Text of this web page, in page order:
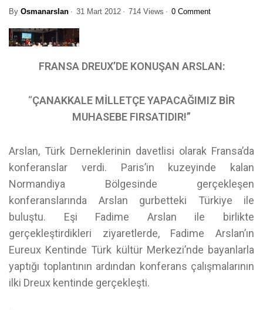
By Osmanarslan 31 Mart 2012 714 Views 0 Comment
FRANSA DREUX’DE KONUŞAN ARSLAN:
“ÇANAKKALE MİLLETÇE YAPACAĞIMIZ BİR
MUHASEBE FIRSATIDIR!”
Arslan, Türk Derneklerinin davetlisi olarak Fransa’da
konferanslar verdi. Paris’in kuzeyinde kalan
Normandiya Bölgesinde gerçekleşen
konferanslarında Arslan gurbetteki Türkiye ile
buluştu. Eşi Fadime Arslan ile birlikte
gerçekleştirdikleri ziyaretlerde, Fadime Arslan’ın
Eureux Kentinde Türk kültür Merkezi’nde bayanlarla
yaptığı toplantının ardından konferans çalışmalarının
ilki Dreux kentinde gerçekleşti.